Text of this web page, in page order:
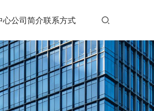
心公司简介联系方式